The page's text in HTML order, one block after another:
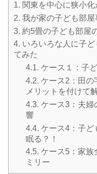
1. 関東を中心に狭小
2. 我が家の子ども部屋
3. 約5畳の子ども部屋
4. いろいろな人に子
てみた
4.1. ケース１：子
4.2. ケース2：田の
メリットを付けて
4.3. ケース3：夫婦
響
4.4. ケース4：子ど
眠る？！
4.5. ケース5：家族
ミリー